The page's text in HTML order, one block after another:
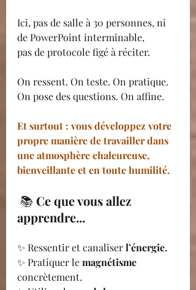
Ici, pas de salle à 30 personnes, ni
de PowerPoint interminable,
pas de protocole figé à réciter.
On ressent. On teste. On pratique.
On pose des questions. On affine.
Et surtout : vous développez votre
propre manière de travailler dans
une atmosphère chaleureuse,
bienveillante et en toute humilité.
📚 Ce que vous allez
apprendre...
✨ Ressentir et canaliser l’énergie.
✨ Pratiquer le magnétisme
concrètement.